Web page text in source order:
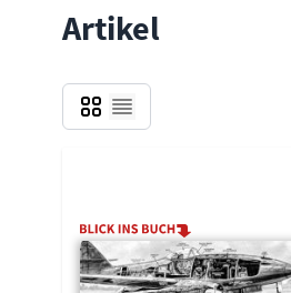
Artikel
Grid
Liste